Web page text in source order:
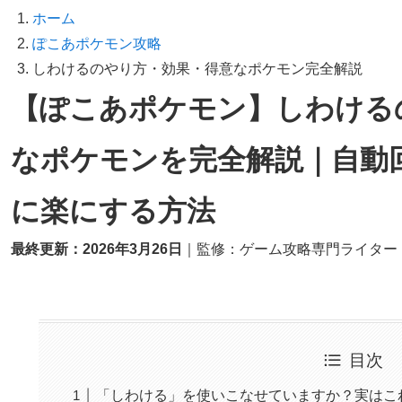
ホーム
ぽこあポケモン攻略
しわけるのやり方・効果・得意なポケモン完全解説
【ぽこあポケモン】しわけ
なポケモンを完全解説｜自動
に楽にする方法
最終更新：2026年3月26日 ｜監修：ゲーム攻略専門ライター
目次
「しわける」を使いこなせていますか？実は